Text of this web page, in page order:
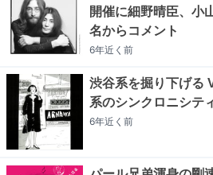
開催に細野晴臣、小
名からコメント
6年近く 前
渋谷系を掘り下げる
系のシンクロニシテ
6年近く 前